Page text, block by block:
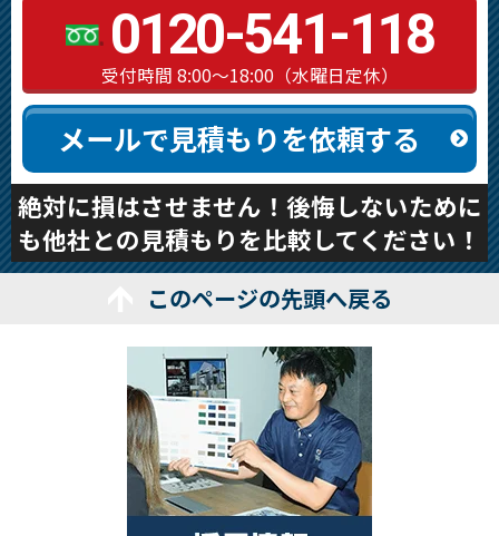
0120-541-118
受付時間 8:00～18:00（水曜日定休）
メールで見積もりを依頼する
絶対に損はさせません！後悔しないために
も他社との見積もりを比較してください！
このページの先頭へ戻る